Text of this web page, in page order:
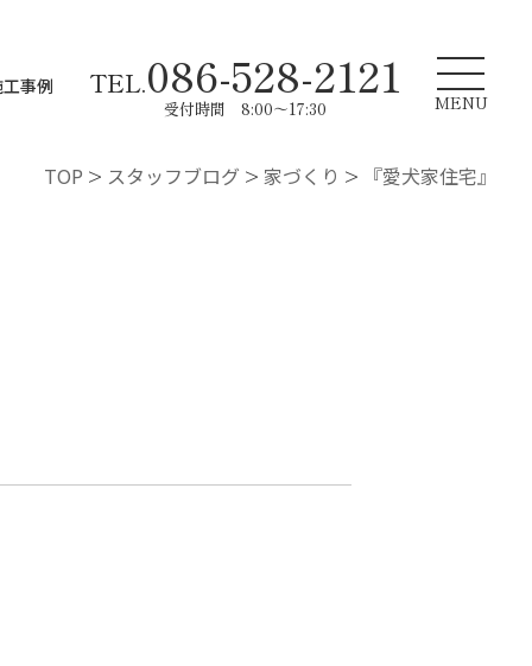
事例 TEL.086-528-2121
受付時間 8:00～17:30 MENU
TOP > スタッフブログ > 家づくり > 『愛犬家住宅』